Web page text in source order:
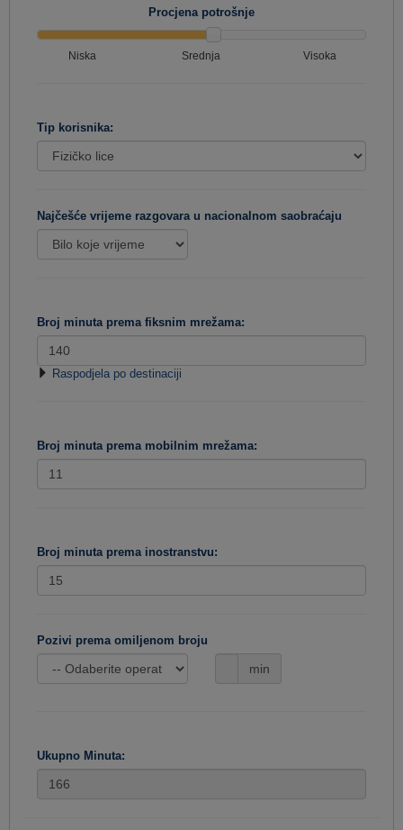
Procjena potrošnje
Niska Srednja Visoka
Tip korisnika:
Najčešće vrijeme razgovara u nacionalnom saobraćaju
Broj minuta prema fiksnim mrežama:
Raspodjela po destinaciji
Broj minuta prema mobilnim mrežama:
Broj minuta prema inostranstvu:
Pozivi prema omiljenom broju
min
Ukupno Minuta: